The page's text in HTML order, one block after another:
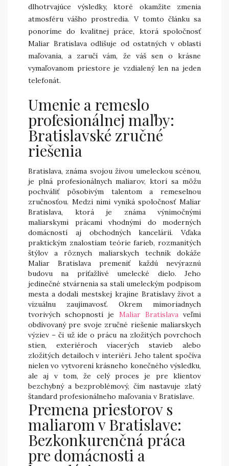
dlhotrvajúce výsledky, ktoré okamžite zmenia
atmosféru vášho prostredia. V tomto článku sa
ponoríme do kvalitnej práce, ktorá spoločnosť
Maliar Bratislava odlišuje od ostatných v oblasti
maľovania, a zaručí vám, že váš sen o krásne
vymaľovanom priestore je vzdialený len na jeden
telefonát.
Umenie a remeslo
profesionálnej maľby:
Bratislavské zručné
riešenia
Bratislava, známa svojou živou umeleckou scénou,
je plná profesionálnych maliarov, ktorí sa môžu
pochváliť pôsobivým talentom a remeselnou
zručnosťou. Medzi nimi vyniká spoločnosť Maliar
Bratislava, ktorá je známa výnimočnými
maliarskymi prácami vhodnými do moderných
domácností aj obchodných kancelárií. Vďaka
praktickým znalostiam teórie farieb, rozmanitých
štýlov a rôznych maliarskych techník dokáže
Maliar Bratislava premeniť každú nevýraznú
budovu na príťažlivé umelecké dielo. Jeho
jedinečné stvárnenia sa stali umeleckým podpisom
mesta a dodali mestskej krajine Bratislavy život a
vizuálnu zaujímavosť. Okrem mimoriadnych
tvorivých schopností je Maliar Bratislavaveľmi
obdivovaný pre svoje zručné riešenie maliarskych
výziev – či už ide o prácu na zložitých povrchoch
stien, exteriéroch viacerých stavieb alebo
zložitých detailoch v interiéri. Jeho talent spočíva
nielen vo vytvorení krásneho konečného výsledku,
ale aj v tom, že celý proces je pre klientov
bezchybný a bezproblémový, čím nastavuje zlatý
štandard profesionálneho maľovania v Bratislave.
Premena priestorov s
maliarom v Bratislave:
Bezkonkurenčná práca
pre domácnosti a